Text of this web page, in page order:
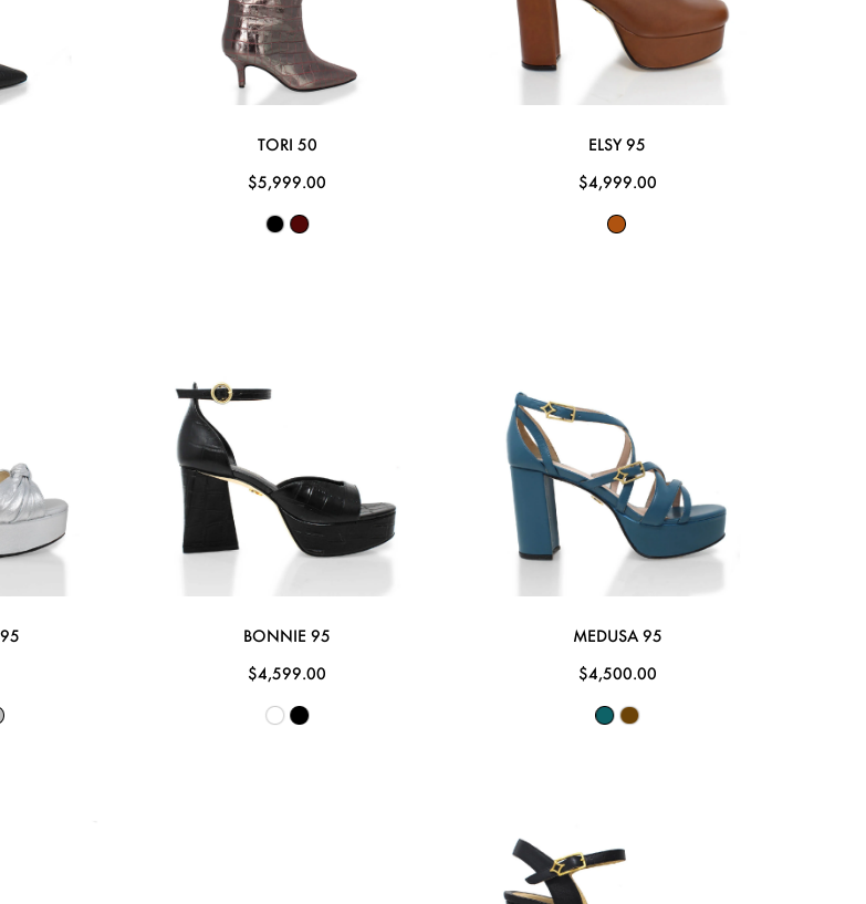
TORI 50
$5,999.00
ELSY 95
$4,999.00
BONNIE 95
$4,599.00
MEDUSA 95
$4,500.00